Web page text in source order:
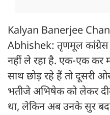
Kalyan Banerjee
Abhishek: तृणमूल कांग्रेस
नहीं ले रहा है. एक-एक कर
साथ छोड़ रहे हैं तो दूसरी
भतीजे अभिषेक को लेकर
था, लेकिन अब उनके सुर